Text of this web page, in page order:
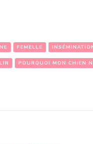
FEMELLE
POURQUOI MON CHIEN